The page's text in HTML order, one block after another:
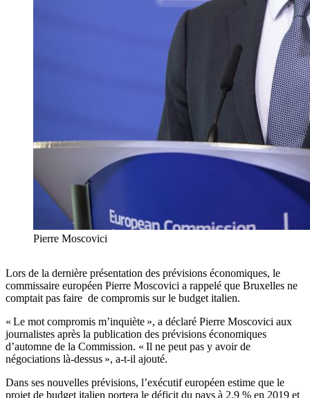
Pierre Moscovici
Lors de la dernière présentation des prévisions économiques, le
commissaire européen Pierre Moscovici a rappelé que Bruxelles ne
comptait pas faire de compromis sur le budget italien.
« Le mot compromis m’inquiète », a déclaré Pierre Moscovici aux
journalistes après la publication des prévisions économiques
d’automne de la Commission. « Il ne peut pas y avoir de
négociations là-dessus », a-t-il ajouté.
Dans ses nouvelles prévisions, l’exécutif européen estime que le
projet de budget italien portera le déficit du pays à 2,9 % en 2019 et